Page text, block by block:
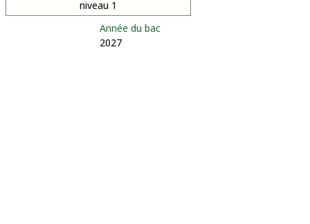
niveau 1
Année du bac
2027